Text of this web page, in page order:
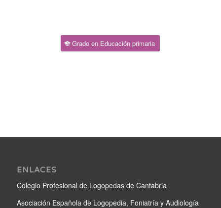
Grado en Educación primaria
ENLACES
Colegio Profesional de Logopedas de Cantabria
Asociación Española de Logopedia, Foniatría y Audiología